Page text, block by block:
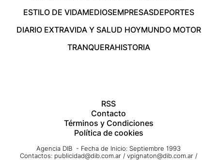
ESTILO DE VIDAMEDIOSEMPRESASDEPORTES
DIARIO EXTRAVIDA Y SALUD HOYMUNDO MOTOR
TRANQUERAHISTORIA
RSS
Contacto
Términos y Condiciones
Política de cookies
Agencia DIB - Fecha de Inicio: Septiembre 1993
Contactos: publicidad@dib.com.ar / vpignaton@dib.com.ar /